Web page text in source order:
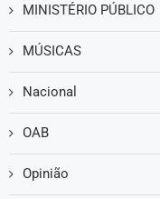
MINISTÉRIO PÚBLICO
MÚSICAS
Nacional
OAB
Opinião